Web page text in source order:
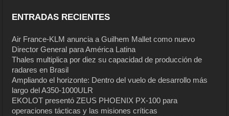
ENTRADAS RECIENTES
Air France-KLM anuncia a Guilhem Mallet como nuevo
Director General para América Latina
Thales multiplica por diez su capacidad de producción de
radares en Brasil
Ampliando el horizonte: Dentro del vuelo de desarrollo más
largo del A350-1000ULR
EKOLOT presentó ZEUS PHOENIX PX-100 para
operaciones tácticas y las misiones críticas